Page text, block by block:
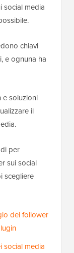
social media
chiavi
e ognuna ha
e soluzioni
il
per
sui social
scegliere
dei follower
social media